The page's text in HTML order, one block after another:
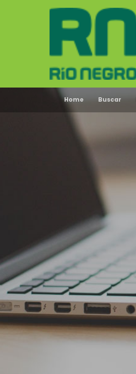
Home Buscar